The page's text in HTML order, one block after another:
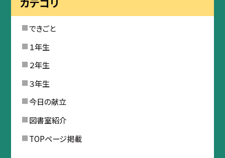
できごと
１年生
２年生
３年生
今日の献立
図書室紹介
TOPページ掲載